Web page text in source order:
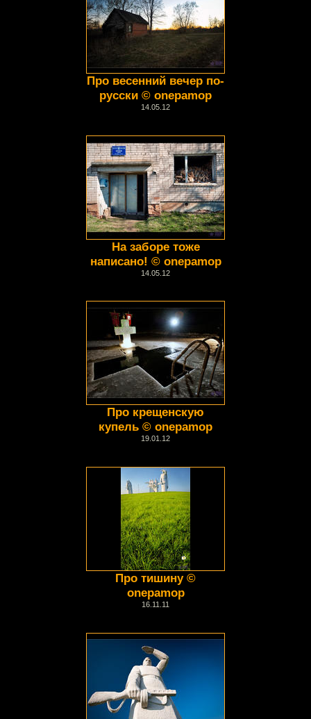
Про весенний вечер по-
русски © onepamop
14.05.12
На заборе тоже
написано! © onepamop
14.05.12
Про крещенскую
купель © onepamop
19.01.12
Про тишину ©
onepamop
16.11.11